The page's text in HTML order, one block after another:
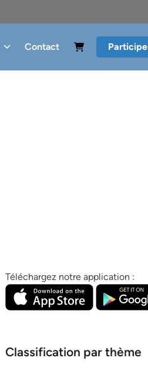
Contact
Téléchargez notre application :
Classification par thème